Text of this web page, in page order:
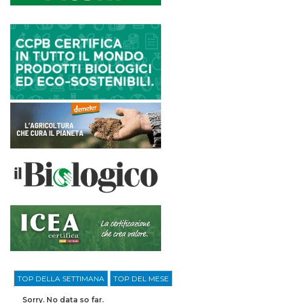
TOP DELLA SETTIMANA TOP DEL MESE
Sorry. No data so far.